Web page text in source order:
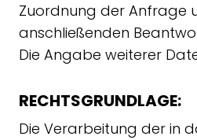
Zuordnung der Anfrage
anschließenden
Die Angabe weiterer
RECHTSGRUNDLAGE:
Die Verarbeitung der in